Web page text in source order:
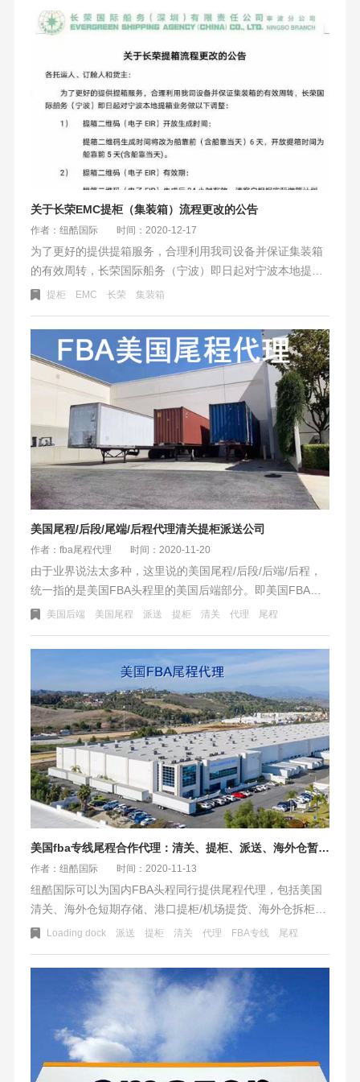
洋面，加强为强热带风暴，趋向闽浙沿海，“烟花”将以每小
时5-10公里的速度向西偏北方向移动，强度最强可达台风级
或强台风级（40-48米/秒，13-15级）。21日夜间移入东海
关于长荣EMC提柜（集装箱）流程更改的公告
作者：纽酷国际 时间：2020-12-17
为了更好的提供提箱服务，合理利用我司设备并保证集装箱
的有效周转，长荣国际船务（宁波）即日起对宁波本地提箱
业务做以下调整:提箱二维码生成时间将改为船靠前（含船靠
箱二维码（电子EIR）生成后24小时有效，请客户根据实际
做箱计划，合理安排合理领取空箱。生成提箱二维码（电子
EIR）24小时内，未至指定点提领空柜，将过期失效；若提
箱生成二维码（电子EIR），但最后为实际提箱出运者，我
司后续会做舱位控管。对于非正式渠道提到的柜子，我司会
在装船前后对比，一经确认，当即做退关处理，并收取相关
费用。
提柜 EMC 长荣 集装箱
美国尾程/后段/尾端/后程代理清关提柜派送公司
作者：fba尾程代理 时间：2020-11-20
由于业界说法太多种，这里说的美国尾程/后段/后端/后程，
统一指的是美国FBA头程里的美国后端部分。即美国FBA头
程里到港后到FBA入仓的这一段。为了统一叫法以下内容称
美国后端 美国尾程 派送 提柜 清关 代理 尾程
美国fba专线尾程合作代理：清关、提柜、派送、海外仓暂存等服务
作者：纽酷国际 时间：2020-11-13
纽酷国际可以为国内FBA头程同行提供尾程代理，包括美国
清关、海外仓短期存储、港口提柜/机场提货、海外仓拆柜、
卡车中转派送、UPS/Fedex打单等服务。我们这里说的尾程
FBA入仓的这段物流操作过程。Fba的前端部分是国内集货
到美国港口的这一段，这一段的fba头程国内很多FBA货代公
司都能做到，而尾端部分就需要美国本地有海外仓和车队的
本地物流公司完成了。
Loading dock 派送 提柜 清关 代理 FBA专线 尾程